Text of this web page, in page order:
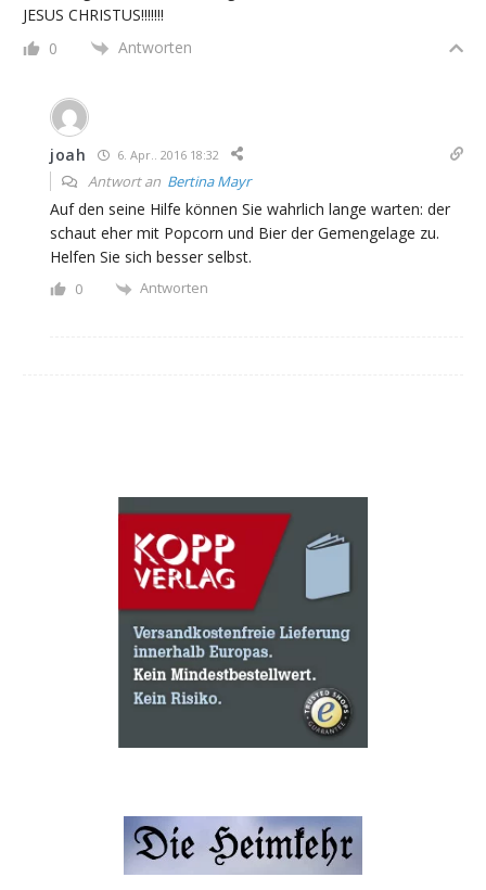
JESUS CHRISTUS!!!!!!!
0
Antworten
joah 6. Apr.. 2016 18:32
Antwort an Bertina Mayr
Auf den seine Hilfe können Sie wahrlich lange warten: der
schaut eher mit Popcorn und Bier der Gemengelage zu.
Helfen Sie sich besser selbst.
0 Antworten